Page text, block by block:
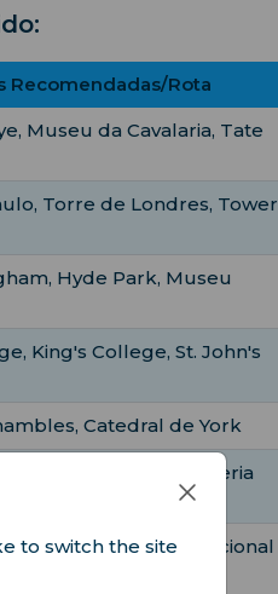
Recomendadas/Rota
Museu da Cavalaria, Tate
Torre de Londres, Tower
Hyde Park, Museu
King's College, St. John's
Catedral de York
Princes Street, Galeria
de St Giles, Museu Nacional
to switch the site